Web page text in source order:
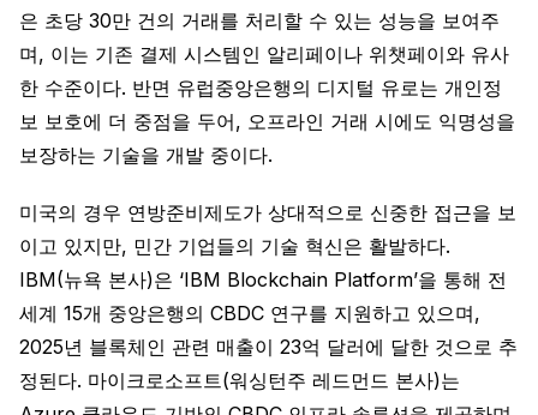
은 초당 30만 건의 거래를 처리할 수 있는 성능을 보여주
며, 이는 기존 결제 시스템인 알리페이나 위챗페이와 유사
한 수준이다. 반면 유럽중앙은행의 디지털 유로는 개인정
보 보호에 더 중점을 두어, 오프라인 거래 시에도 익명성을
보장하는 기술을 개발 중이다.
미국의 경우 연방준비제도가 상대적으로 신중한 접근을 보
이고 있지만, 민간 기업들의 기술 혁신은 활발하다.
IBM(뉴욕 본사)은 ‘IBM Blockchain Platform’을 통해 전
세계 15개 중앙은행의 CBDC 연구를 지원하고 있으며,
2025년 블록체인 관련 매출이 23억 달러에 달한 것으로 추
정된다. 마이크로소프트(워싱턴주 레드먼드 본사)는